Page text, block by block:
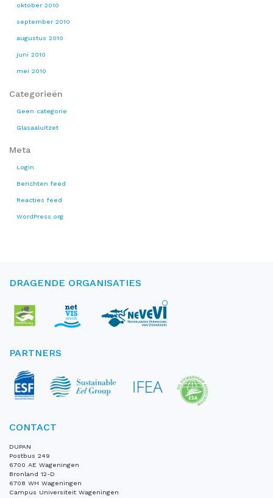
oktober 2010
september 2010
augustus 2010
juni 2010
mei 2010
Categorieën
Geen categorie
Glasaaluitzet
Meta
Login
Berichten feed
Reacties feed
WordPress.org
DRAGENDE ORGANISATIES
PARTNERS
CONTACT
DUPAN
Postbus 249
6700 AE Wageningen
Bronland 12-D
6708 WH Wageningen
Campus Universiteit Wageningen